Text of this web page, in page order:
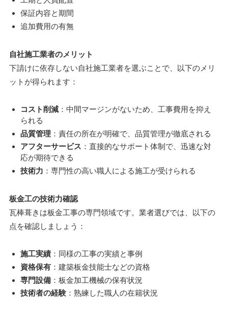
保証内容と期間
追加費用の有無
自社施工業者のメリット
下請けに依存しない自社施工業者を選ぶことで、以下のメリ
ットが得られます：
コスト削減 ：中間マージンがないため、工事費用を抑え
られる
品質管理 ：責任の所在が明確で、品質管理が徹底される
アフターサービス ：直接的なサポート体制で、迅速な対
応が期待できる
技術力 ：専門性の高い職人による施工が受けられる
板金工の技術力確認
瓦棒葺きは板金工事の専門領域です。業者選びでは、以下の
点を確認しましょう：
施工実績 ：同様の工事の実績と事例
資格保有 ：建築板金技能士などの資格
専門設備 ：板金加工機械の保有状況
技術者の経験 ：熟練した職人の在籍状況